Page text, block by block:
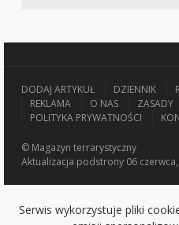
DODAJ ARTYKUŁ DZIENNIK
REKLAMA
O NAS ZASADY
POLITYKA PRYWATNOŚCI
© Magazyn terrarystyczny
Aktualizacja podstrony 06
Serwis wykorzystuje pliki